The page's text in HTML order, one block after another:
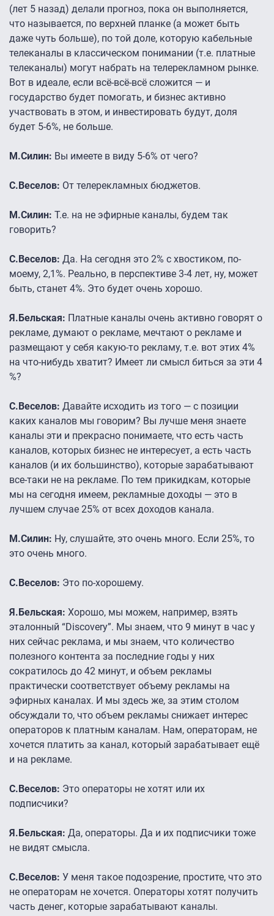
(лет 5 назад) делали прогноз, пока он выполняется,
что называется, по верхней планке (а может быть
даже чуть больше), по той доле, которую кабельные
телеканалы в классическом понимании (т.е. платные
телеканалы) могут набрать на телерекламном рынке.
Вот в идеале, если всё-всё-всё сложится — и
государство будет помогать, и бизнес активно
участвовать в этом, и инвестировать будут, доля
будет 5-6%, не больше.
М.Силин: Вы имеете в виду 5-6% от чего?
С.Веселов: От телерекламных бюджетов.
М.Силин: Т.е. на не эфирные каналы, будем так
говорить?
С.Веселов: Да. На сегодня это 2% с хвостиком, по-
моему, 2,1%. Реально, в перспективе 3-4 лет, ну, может
быть, станет 4%. Это будет очень хорошо.
Я.Бельская: Платные каналы очень активно говорят о
рекламе, думают о рекламе, мечтают о рекламе и
размещают у себя какую-то рекламу, т.е. вот этих 4%
на что-нибудь хватит? Имеет ли смысл биться за эти 4
%?
С.Веселов: Давайте исходить из того — с позиции
каких каналов мы говорим? Вы лучше меня знаете
каналы эти и прекрасно понимаете, что есть часть
каналов, которых бизнес не интересует, а есть часть
каналов (и их большинство), которые зарабатывают
все-таки не на рекламе. По тем прикидкам, которые
мы на сегодня имеем, рекламные доходы — это в
лучшем случае 25% от всех доходов канала.
М.Силин: Ну, слушайте, это очень много. Если 25%, то
это очень много.
С.Веселов: Это по-хорошему.
Я.Бельская: Хорошо, мы можем, например, взять
эталонный “Discovery”. Мы знаем, что 9 минут в час у
них сейчас реклама, и мы знаем, что количество
полезного контента за последние годы у них
сократилось до 42 минут, и объем рекламы
практически соответствует объему рекламы на
эфирных каналах. И мы здесь же, за этим столом
обсуждали то, что объем рекламы снижает интерес
операторов к платным каналам. Нам, операторам, не
хочется платить за канал, который зарабатывает ещё
и на рекламе.
С.Веселов: Это операторы не хотят или их
подписчики?
Я.Бельская: Да, операторы. Да и их подписчики тоже
не видят смысла.
С.Веселов: У меня такое подозрение, простите, что это
не операторам не хочется. Операторы хотят получить
часть денег, которые зарабатывают каналы.